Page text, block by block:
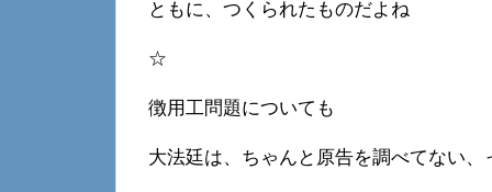
ともに、つくられたものだよね
☆
徴用工問題についても
大法廷は、ちゃんと原告を調べてない、